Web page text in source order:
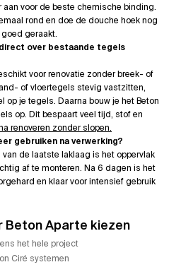
voor de beste chemische binding.
rond en doe de douche hoek nog
geraakt.
over bestaande tegels
voor renovatie zonder breek- of
of vloertegels stevig vastzitten,
op je tegels. Daarna bouw je het Beton
op. Dit bespaart veel tijd, stof en
renoveren zonder slopen.
gebruiken na verwerking?
de laatste laklaag is het oppervlak
af te monteren. Na 6 dagen is het
en klaar voor intensief gebruik
Beton Aparte kiezen
het hele project
Ciré systemen